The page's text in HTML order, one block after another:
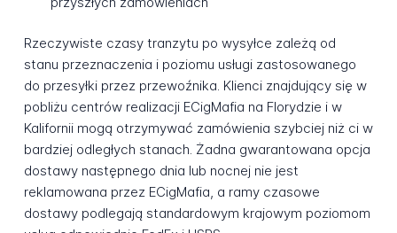
Rzeczywiste czasy tranzytu po wysyłce zależą od
stanu przeznaczenia i poziomu usługi zastosowanego
do przesyłki przez przewoźnika. Klienci znajdujący się w
pobliżu centrów realizacji ECigMafia na Florydzie i w
Kalifornii mogą otrzymywać zamówienia szybciej niż ci w
bardziej odległych stanach. Żadna gwarantowana opcja
dostawy następnego dnia lub nocnej nie jest
reklamowana przez ECigMafia, a ramy czasowe
dostawy podlegają standardowym krajowym poziomom